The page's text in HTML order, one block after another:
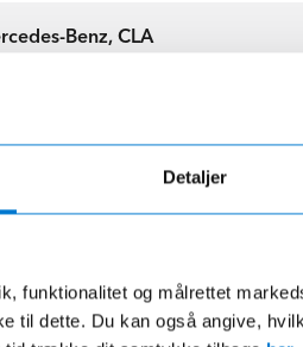
Detaljer
funktionalitet og målrettet
til dette. Du kan også angive,
Benz, CLA